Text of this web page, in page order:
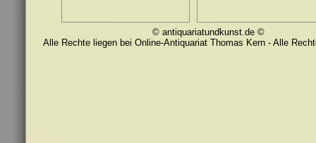
© antiquariatundkunst.de ©
Alle Rechte liegen bei Online-Antiquariat Thomas Kern - Alle